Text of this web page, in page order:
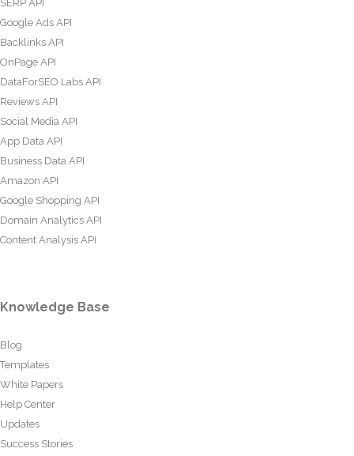
SERP API
Google Ads API
Backlinks API
OnPage API
DataForSEO Labs API
Reviews API
Social Media API
App Data API
Business Data API
Amazon API
Google Shopping API
Domain Analytics API
Content Analysis API
Knowledge Base
Blog
Templates
White Papers
Help Center
Updates
Success Stories